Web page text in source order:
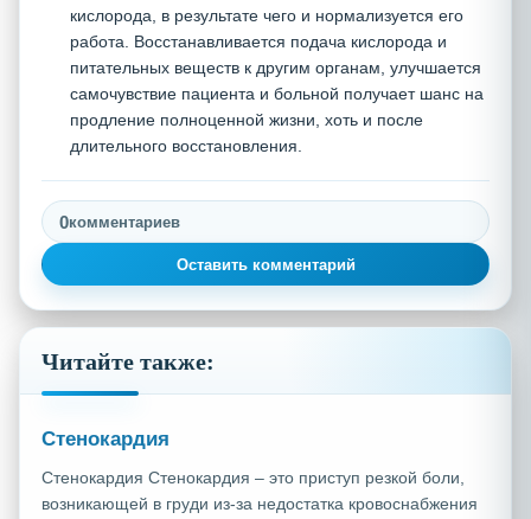
кислорода, в результате чего и нормализуется его
работа. Восстанавливается подача кислорода и
питательных веществ к другим органам, улучшается
самочувствие пациента и больной получает шанс на
продление полноценной жизни, хоть и после
длительного восстановления.
0комментариев
Оставить комментарий
Читайте также:
Стенокардия
Стенокардия Стенокардия – это приступ резкой боли,
возникающей в груди из-за недостатка кровоснабжения